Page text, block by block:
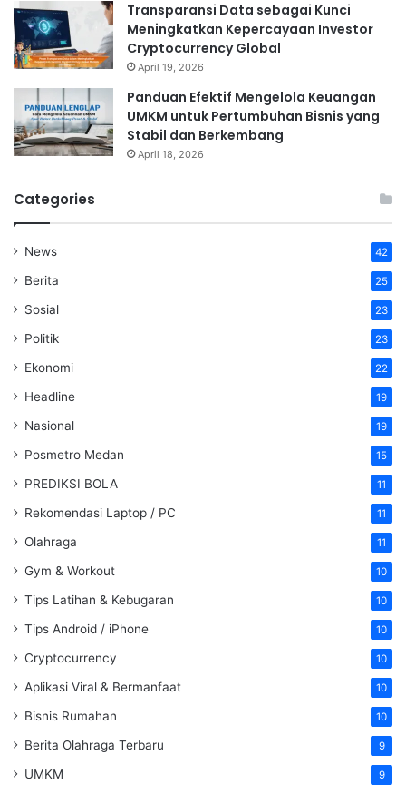
Transparansi Data sebagai Kunci
Meningkatkan Kepercayaan Investor
Cryptocurrency Global
April 19, 2026
Panduan Efektif Mengelola Keuangan
UMKM untuk Pertumbuhan Bisnis yang
Stabil dan Berkembang
April 18, 2026
Categories
News 42
Berita 25
Sosial 23
Politik 23
Ekonomi 22
Headline 19
Nasional 19
Posmetro Medan 15
PREDIKSI BOLA 11
Rekomendasi Laptop / PC 11
Olahraga 11
Gym & Workout 10
Tips Latihan & Kebugaran 10
Tips Android / iPhone 10
Cryptocurrency 10
Aplikasi Viral & Bermanfaat 10
Bisnis Rumahan 10
Berita Olahraga Terbaru 9
UMKM 9